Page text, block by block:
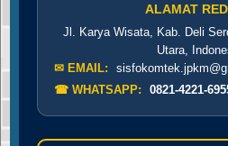
ALAMAT
Jl. Karya Wisata, Kab. Deli
Utara,
✉ EMAIL:
☎ WHATSAPP:
0821-4221-